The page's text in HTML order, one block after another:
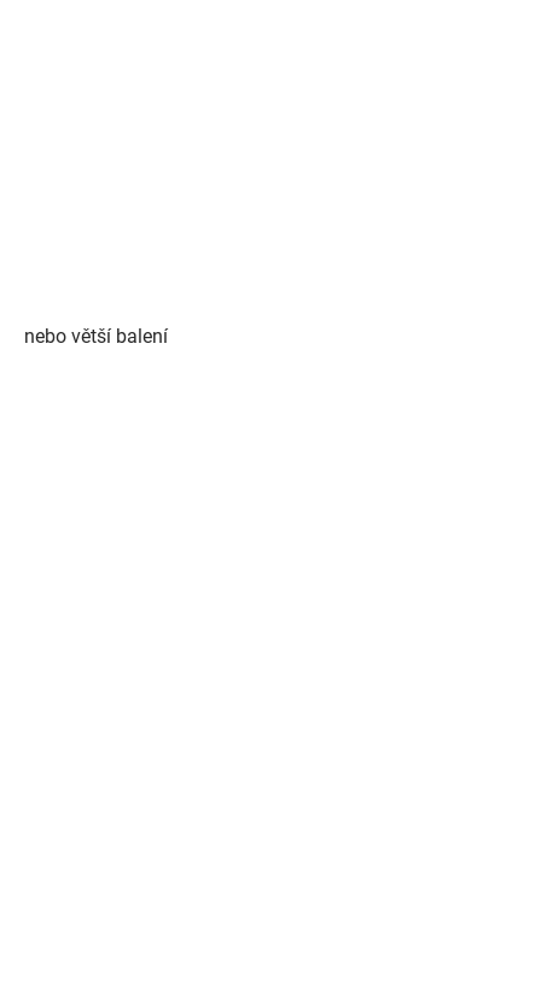
nebo větší balení